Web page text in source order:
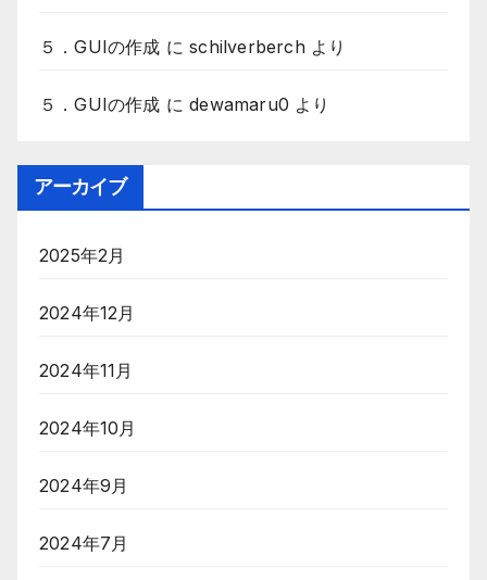
５．GUIの作成 にschilverberchより
５．GUIの作成 にdewamaru0 より
アーカイブ
2025年2月
2024年12月
2024年11月
2024年10月
2024年9月
2024年7月